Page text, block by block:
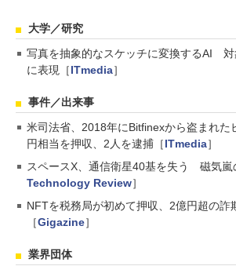
大学／研究
写真を抽象的なスケッチに変換するAI 対
に表現［ITmedia］
事件／出来事
米司法省、2018年にBitfinexから盗まれた
円相当を押収、2人を逮捕［ITmedia］
スペースX、通信衛星40基を失う 磁気嵐
Technology Review］
NFTを税務局が初めて押収、2億円超の詐
［Gigazine］
業界団体